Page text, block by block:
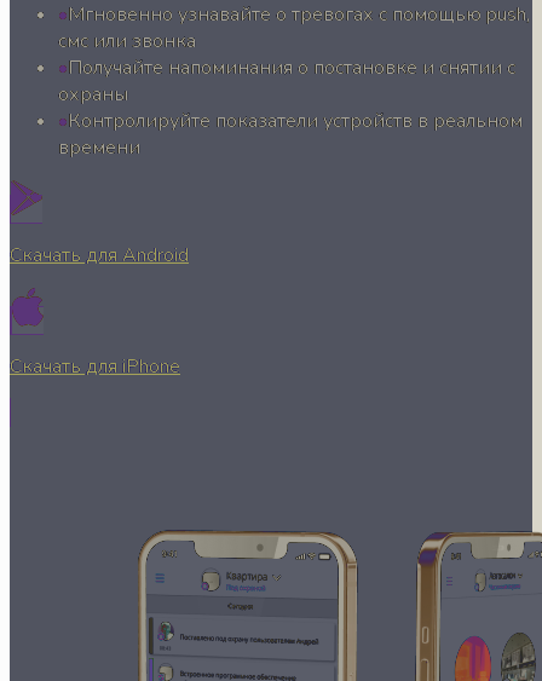
Мгновенно узнавайте о тревогах с помощью push,
смс или звонка
Получайте напоминания о постановке и снятии с
охраны
Контролируйте показатели устройств в реальном
времени
Скачать для Android
Скачать для iPhone